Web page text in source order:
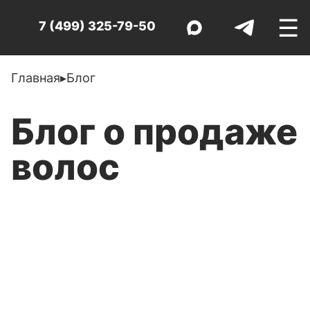
7 (499) 325-79-50 ☰
Главная▸Блог
Блог о продаже
волос